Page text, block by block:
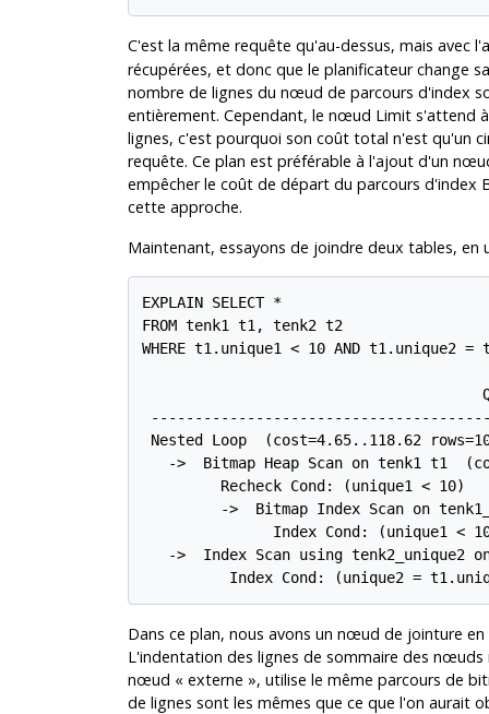
C'est la même requête qu'au-dessus, mais avec
récupérées, et donc que le planificateur change
nombre de lignes du nœud de parcours d'index
entièrement. Cependant, le nœud Limit s'attend
lignes, c'est pourquoi son coût total n'est qu'un
requête. Ce plan est préférable à l'ajout d'un
empêcher le coût de départ du parcours d'index
cette approche.
Maintenant, essayons de joindre deux tables,
EXPLAIN SELECT *
FROM tenk1 t1, tenk2 t2
WHERE t1.unique1 < 10 AND t1.unique2
Nested Loop  (cost=4.65..118.62
->  Bitmap Heap Scan on tenk1 t1
         Recheck Cond: (unique1 < 10)
->  Bitmap Index Scan on
Index Cond: (unique1 <
->  Index Scan using tenk2_unique2
Index Cond: (unique2 =
Dans ce plan, nous avons un nœud de jointure
L'indentation des lignes de sommaire des
nœud « externe », utilise le même parcours de
de lignes sont les mêmes que ce que l'on aurait